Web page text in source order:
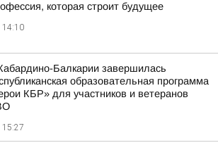
которая строит будущее
14:10
Балкарии завершилась
образовательная программа
КБР» для участников и ветеранов
15:27